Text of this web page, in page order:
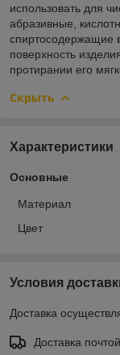
использовать для
абразивные,
спиртосодержащие
поверхность
протирании его
Скрыть
Характеристики
Основные
Материал
Цвет
Условия
Доставка
Доставка почтой